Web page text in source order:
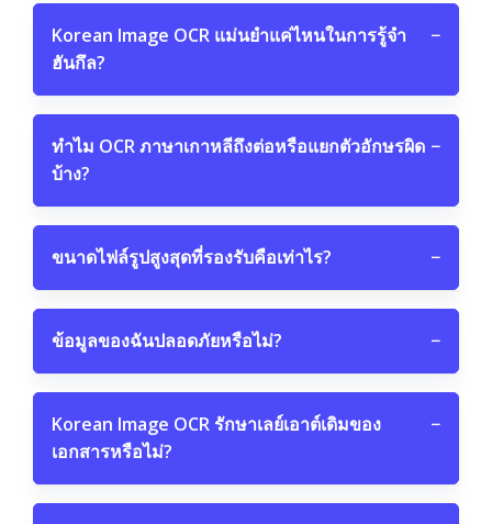
Korean Image OCR แม่นยำแค่ไหนในการรู้จำ
ฮันกึล?
−
ทำไม OCR ภาษาเกาหลีถึงต่อหรือแยกตัวอักษรผิด
บ้าง?
−
ขนาดไฟล์รูปสูงสุดที่รองรับคือเท่าไร? −
ข้อมูลของฉันปลอดภัยหรือไม่? −
Korean Image OCR รักษาเลย์เอาต์เดิมของ
เอกสารหรือไม่?
−